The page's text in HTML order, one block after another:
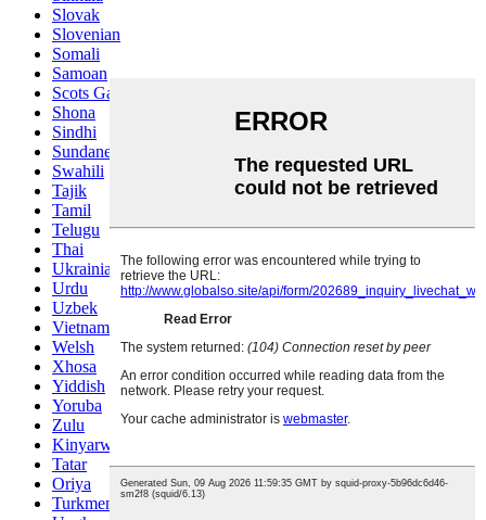
Slovak
Slovenian
Somali
Samoan
Scots Gaelic
Shona
Sindhi
Sundanese
Swahili
Tajik
Tamil
Telugu
Thai
Ukrainian
Urdu
Uzbek
Vietnamese
Welsh
Xhosa
Yiddish
Yoruba
Zulu
Kinyarwanda
Tatar
Oriya
Turkmen